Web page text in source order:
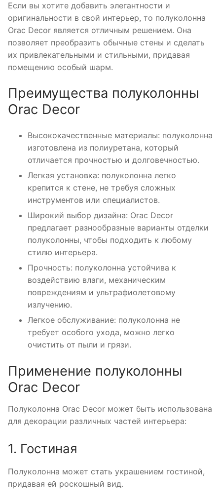
Если вы хотите добавить элегантности и
оригинальности в свой интерьер, то полуколонна
Orac Decor является отличным решением. Она
позволяет преобразить обычные стены и сделать
их привлекательными и стильными, придавая
помещению особый шарм.
Преимущества полуколонны
Orac Decor
Высококачественные материалы: полуколонна
изготовлена из полиуретана, который
отличается прочностью и долговечностью.
Легкая установка: полуколонна легко
крепится к стене, не требуя сложных
инструментов или специалистов.
Широкий выбор дизайна: Orac Decor
предлагает разнообразные варианты отделки
полуколонны, чтобы подходить к любому
стилю интерьера.
Прочность: полуколонна устойчива к
воздействию влаги, механическим
повреждениям и ультрафиолетовому
излучению.
Легкое обслуживание: полуколонна не
требует особого ухода, можно легко
очистить от пыли и грязи.
Применение полуколонны
Orac Decor
Полуколонна Orac Decor может быть использована
для декорации различных частей интерьера:
1. Гостиная
Полуколонна может стать украшением гостиной,
придавая ей роскошный вид.